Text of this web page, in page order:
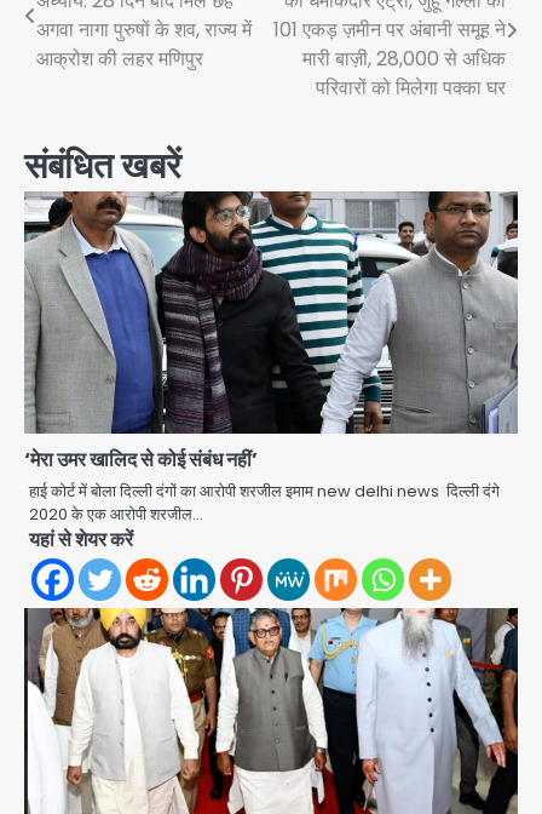
navigation
अगवा नागा पुरुषों के शव, राज्य में
आक्रोश की लहर मणिपुर
101 एकड़ ज़मीन पर अंबानी समूह ने
मारी बाज़ी, 28,000 से अधिक
परिवारों को मिलेगा पक्का घर
संबंधित खबरें
‘मेरा उमर खालिद से कोई संबंध नहीं’
हाई कोर्ट में बोला दिल्ली दंगों का आरोपी शरजील इमाम new delhi news दिल्ली दंगे
2020 के एक आरोपी शरजील…
यहां से शेयर करें
2
शेयर बाजार में निवेश के नाम पर 4.75 लाख की
ठगी, आरोपी ओडिशा से गिरफ्तार
34 मुकदमों में शामिल वाहन चोर गिरफ्तार, पांच
चोरी के दोपहिया बरामद
Team JHJ
चाइनीज मांझे के खिलाफ दिल्ली पुलिस की बड़ी
कार्रवाई, पांच गिरफ्तार